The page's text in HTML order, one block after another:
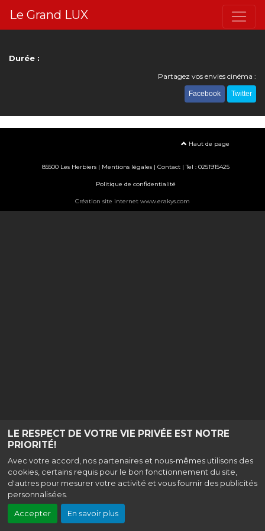
LE RESPECT DE VOTRE VIE PRIVÉE EST NOTRE
PRIORITÉ!
Avec votre accord, nos partenaires et nous-mêmes utilisons des
cookies, certains requis pour le bon fonctionnement du site,
d'autres pour mesurer votre activité et vous fournir des publicités
personnalisées.
Accepter En savoir plus
Le Grand LUX
Durée :
Partagez vos envies cinéma :
Facebook Twitter
Haut de page
85500 Les Herbiers | Mentions légales| Contact| Tel : 0251915425
Politique de confidentialité
Création site internet www.erakys.com